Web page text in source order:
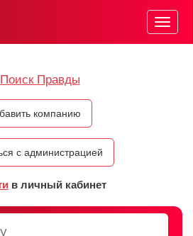
компанию
с администрацией
в личный кабинет
Меню